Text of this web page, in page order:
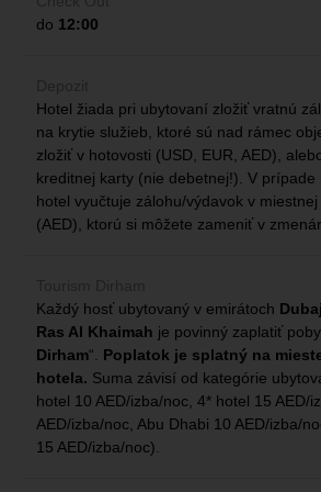
do 12:00
Hotel žiada pri ubytovaní zložiť vratnú
na krytie služieb, ktoré sú nad rámec
zložiť v hotovosti (USD, EUR, AED),
kreditnej karty (nie debetnej!). V prípade
hotel vyučtuje zálohu/výdavok v
(AED), ktorú si môžete zameniť v
Každý hosť ubytovaný v emirátoch Dubaj
Ras Al Khaimah je povinný zaplatiť
Dirham“. Poplatok je splatný na
hotela. Suma závisí od kategórie
hotel 10 AED/izba/noc, 4* hotel 15 AED/
AED/izba/noc, Abu Dhabi 10 AED/izba/
15 AED/izba/noc).